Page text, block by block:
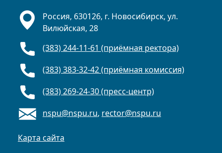
Россия, 630126, г. Новосибирск, ул.
Вилюйская, 28
(383) 244-11-61 (приёмная ректора)
(383) 383-32-42 (приёмная комиссия)
(383) 269-24-30 (пресс-центр)
nspu@nspu.ru, rector@nspu.ru
Карта сайта